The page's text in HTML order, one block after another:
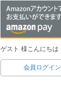
ゲスト 様こんにちは
会員ログイン